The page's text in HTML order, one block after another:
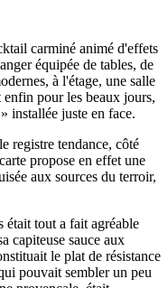
carminé animé d'effets
équipée de tables, de
à l'étage, une salle
pour les beaux jours,
installée juste en face.
registre tendance, côté
propose en effet une
aux sources du terroir,
tout a fait agréable
capiteuse sauce aux
le plat de résistance
pouvait sembler un peu